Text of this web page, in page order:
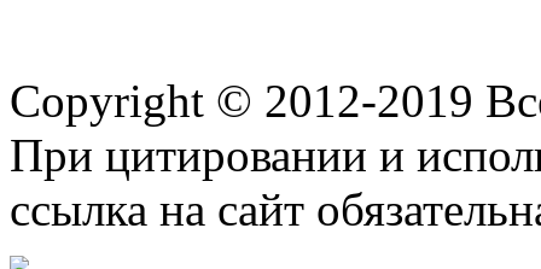
Copyright © 2012-2019
При цитировании и
ссылка на сайт